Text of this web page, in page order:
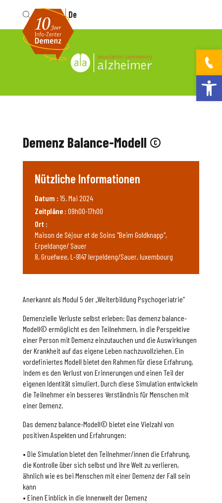
Fr De
Anerkannt als Modul 5 der „Weiterbildung Psychogeriatrie“
Demenzielle Verluste selbst erleben: Das demenz balance-
Modell© ermöglicht es den Teilnehmern, in die Perspektive
einer Person mit Demenz einzutauchen und die Auswirkungen
der Krankheit auf das eigene Leben nachzuvollziehen. Ein
vordefiniertes Modell bietet den Rahmen für diese Erfahrung,
indem es den Verlust von Erinnerungen und einen Teil der
eigenen Identität simuliert. Durch diese Simulation entwickeln
die Teilnehmer ein besseres Verständnis für Menschen mit
einer Demenz.
Das demenz balance-Modell© bietet eine Vielzahl von
positiven Aspekten und Erfahrungen:
• Die Simulation bietet den Teilnehmer/innen die Erfahrung,
die Kontrolle über sich selbst und ihre Welt zu verlieren,
ähnlich wie es bei Menschen mit einer Demenz der Fall sein
kann
• Einen Einblick in die Innenwelt der Demenz
Demenz Balance-Modell ©
Nützliche Informationen
Datum : 15. Mai 2024
Zeitpläne : 09h00-17h00
Ort :
Maison de Séjour et de Soins "Beim Goldknapp",
Erpeldange/ Sauer
8, Gruefwee, L-9147 Ierpeldeng/Sauer, luxembourg